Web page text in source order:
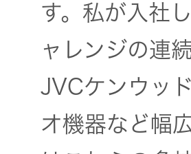
す。私が入社
ャレンジの連続
JVCケンウッ
オ機器など幅